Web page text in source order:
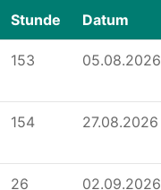
Stunde Datum
153 05.08.2026
154 27.08.2026
26 02.09.2026